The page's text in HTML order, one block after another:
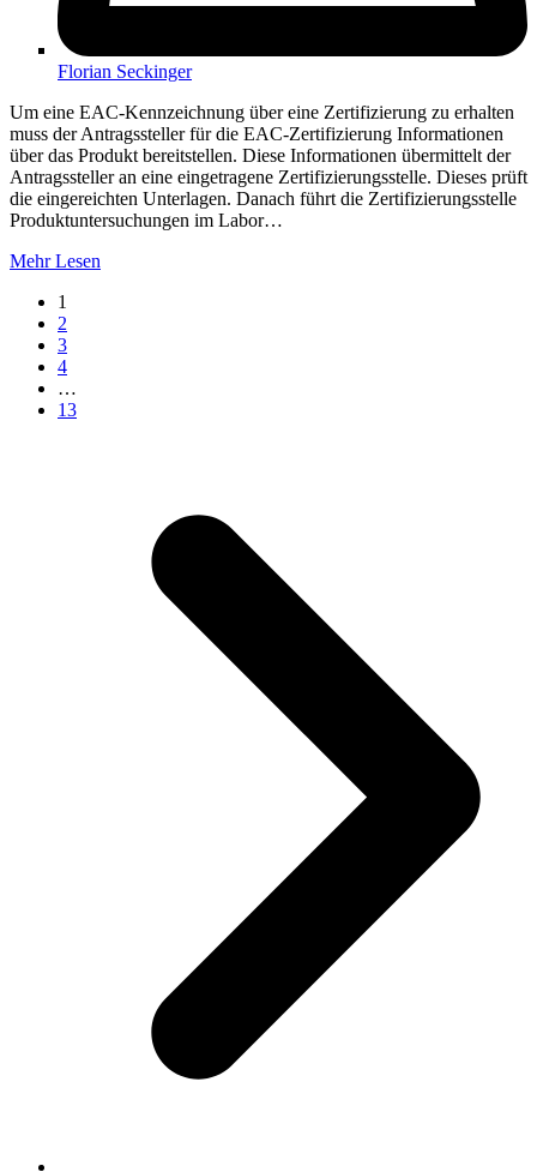
Florian Seckinger
Um eine EAC-Kennzeichnung über eine Zertifizierung zu erhalten
muss der Antragssteller für die EAC-Zertifizierung Informationen
über das Produkt bereitstellen. Diese Informationen übermittelt der
Antragssteller an eine eingetragene Zertifizierungsstelle. Dieses prüft
die eingereichten Unterlagen. Danach führt die Zertifizierungsstelle
Produktuntersuchungen im Labor…
Mehr Lesen
Seite
1
Seite
2
Seite
3
Seite
4
…
Seite
13